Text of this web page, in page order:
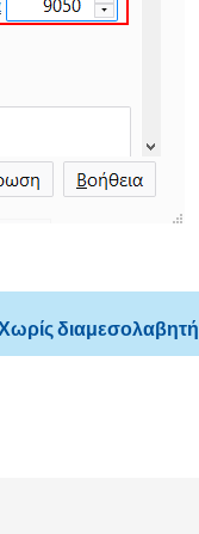
διαμεσολαβητή